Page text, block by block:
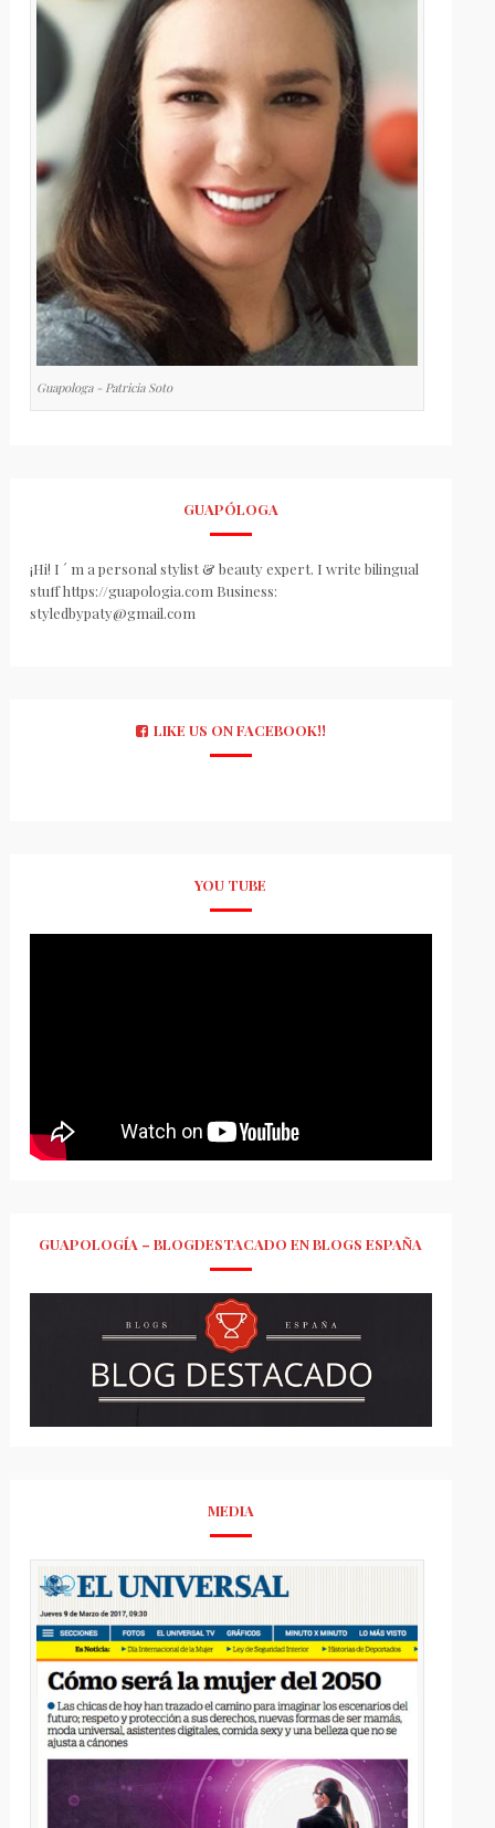
Guapologa - Patricia Soto
GUAPÓLOGA
¡Hi! I ´ m a personal stylist & beauty expert. I write bilingual
stuff https://guapologia.com Business:
styledbypaty@gmail.com
LIKE US ON FACEBOOK!!
YOU TUBE
GUAPOLOGÍA – BLOGDESTACADO EN BLOGS ESPAÑA
MEDIA